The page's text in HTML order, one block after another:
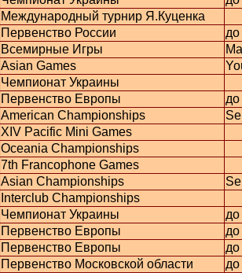
Международный турнир Я.Куценка
Первенство России
Всемирные Игры
Asian Games
Чемпионат Украины
Первенство Европы
American Championships
XIV Pacific Mini Games
Oceania Championships
7th Francophone Games
Asian Championships
Interclub Championships
Чемпионат Украины
до
Первенство Европы
Первенство Европы
до
Первенство Московской области